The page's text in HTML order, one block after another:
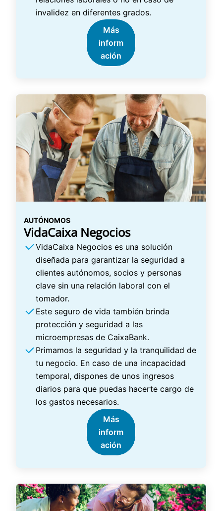
invalidez en diferentes grados.
Más
inform
ación
AUTÓNOMOS
VidaCaixa Negocios
VidaCaixa Negocios es una solución
diseñada para garantizar la seguridad a
clientes autónomos, socios y personas
clave sin una relación laboral con el
tomador.
Este seguro de vida también brinda
protección y seguridad a las
microempresas de CaixaBank.
Primamos la seguridad y la tranquilidad de
tu negocio. En caso de una incapacidad
temporal, dispones de unos ingresos
diarios para que puedas hacerte cargo de
los gastos necesarios.
Más
inform
ación